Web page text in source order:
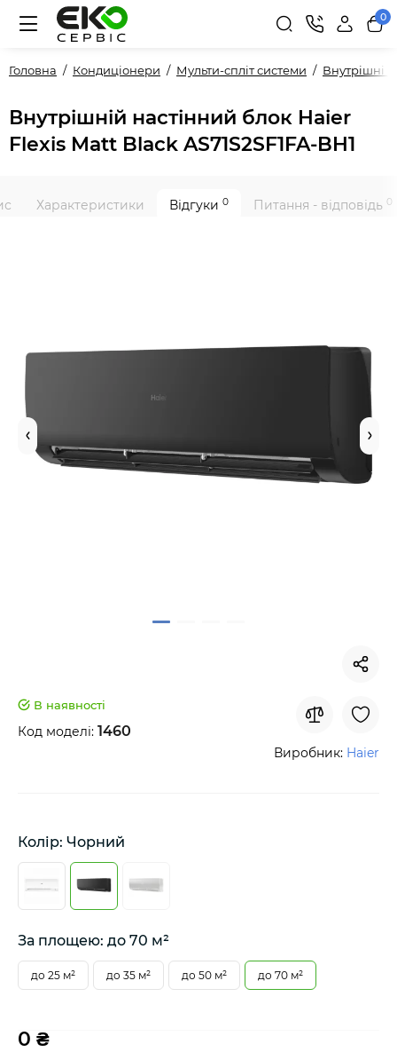
0
Головна Кондиціонери Мульти-спліт системи Внутрішні
Внутрішній настінний блок Haier
Flexis Matt Black AS71S2SF1FA-BH1
Характеристики Відгуки 0 Питання - відповідь 0
В наявності
Код моделі: 1460
Виробник: Haier
Колір: Чорний
За площею: до 70 м²
до 25 м² до 35 м² до 50 м² до 70 м²
0 ₴